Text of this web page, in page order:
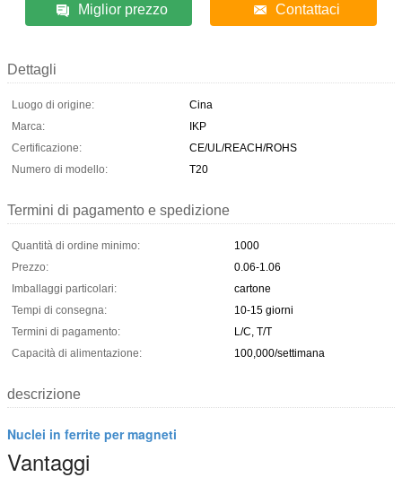
Miglior prezzo Contattaci
Dettagli
Luogo di origine:
Cina
Marca:
IKP
Certificazione:
CE/UL/REACH/ROHS
Numero di modello:
T20
Termini di pagamento e spedizione
Quantità di ordine minimo:
1000
Prezzo:
0.06-1.06
Imballaggi particolari:
cartone
Tempi di consegna:
10-15 giorni
Termini di pagamento:
L/C, T/T
Capacità di alimentazione:
100,000/settimana
descrizione
Nuclei in ferrite per magneti
Vantaggi